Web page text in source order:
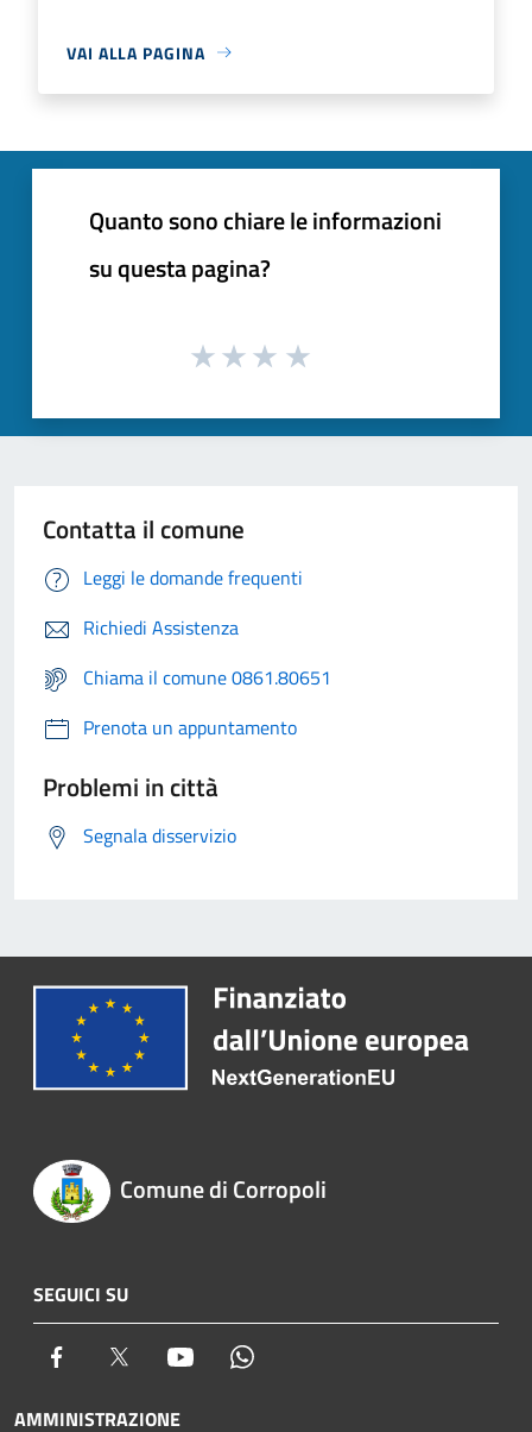
VAI ALLA PAGINA
Quanto sono chiare le informazioni
su questa pagina?
Contatta il comune
Leggi le domande frequenti
Richiedi Assistenza
Chiama il comune 0861.80651
Prenota un appuntamento
Problemi in città
Segnala disservizio
Comune di Corropoli
SEGUICI SU
Facebook Twitter Youtube
AMMINISTRAZIONE